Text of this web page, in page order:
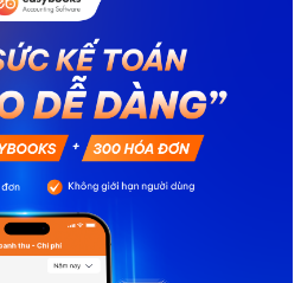
toán thuế của bạn. Kế